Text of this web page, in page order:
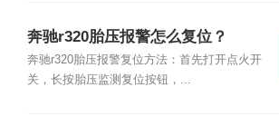
奔驰r320胎压报警怎么复位？
奔驰r320胎压报警复位方法：首先打开点火开
关，长按胎压监测复位按钮，...